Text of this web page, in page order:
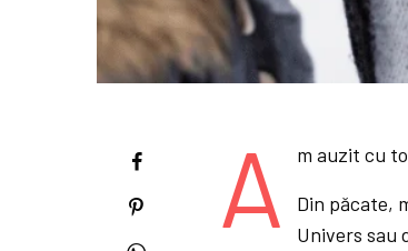
A m auzit cu
Din păcate,
Univers sau